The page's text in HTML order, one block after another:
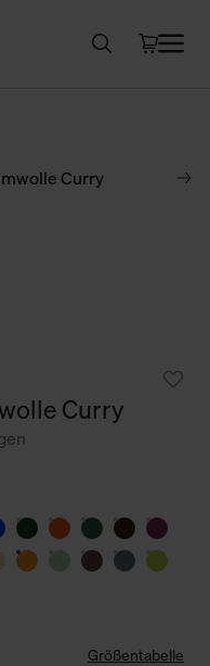
Curry
Größentabelle